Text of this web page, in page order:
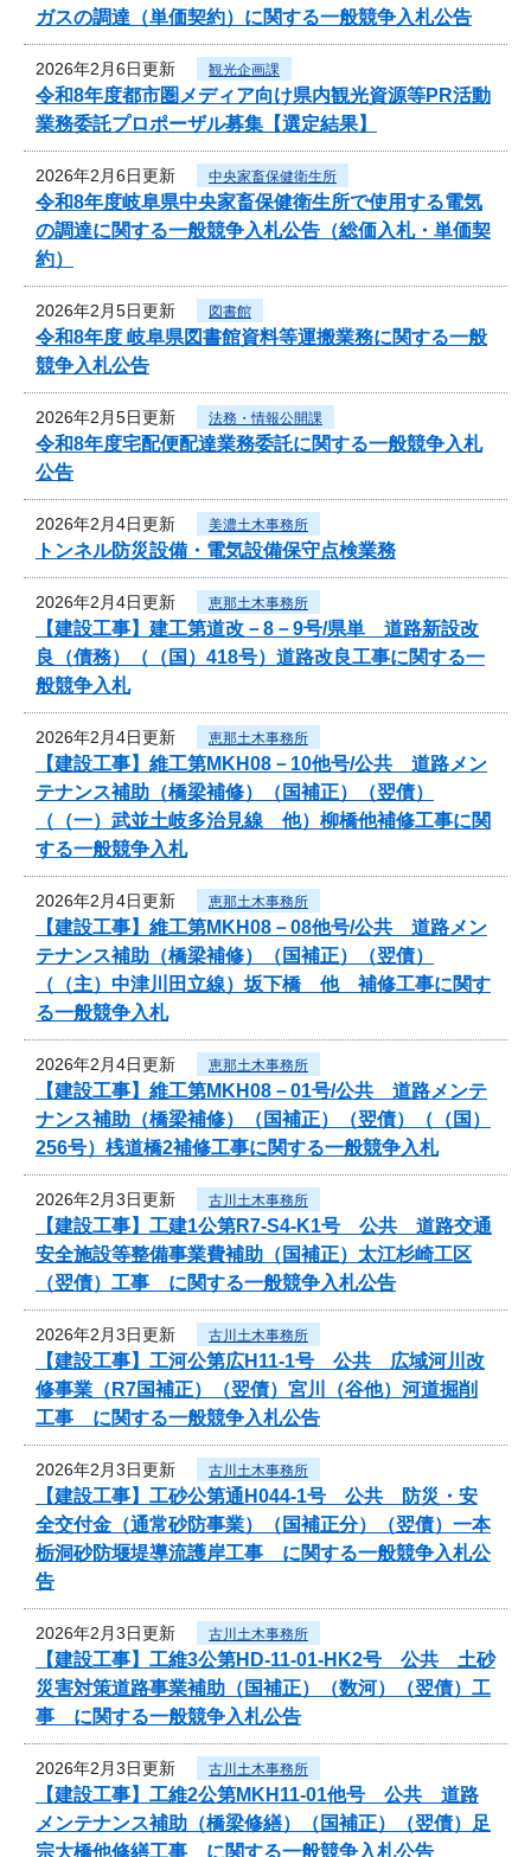
ガスの調達（単価契約）に関する一般競争入札公告
2026年2月6日更新 観光企画課
令和8年度都市圏メディア向け県内観光資源等PR活動
業務委託プロポーザル募集【選定結果】
2026年2月6日更新 中央家畜保健衛生所
令和8年度岐阜県中央家畜保健衛生所で使用する電気
の調達に関する一般競争入札公告（総価入札・単価契
約）
2026年2月5日更新 図書館
令和8年度 岐阜県図書館資料等運搬業務に関する一般
競争入札公告
2026年2月5日更新 法務・情報公開課
令和8年度宅配便配達業務委託に関する一般競争入札
公告
2026年2月4日更新 美濃土木事務所
トンネル防災設備・電気設備保守点検業務
2026年2月4日更新 恵那土木事務所
【建設工事】建工第道改－8－9号/県単 道路新設改
良（債務）（（国）418号）道路改良工事に関する一
般競争入札
2026年2月4日更新 恵那土木事務所
【建設工事】維工第MKH08－10他号/公共 道路メン
テナンス補助（橋梁補修）（国補正）（翌債）
（（一）武並土岐多治見線 他）柳橋他補修工事に関
する一般競争入札
2026年2月4日更新 恵那土木事務所
【建設工事】維工第MKH08－08他号/公共 道路メン
テナンス補助（橋梁補修）（国補正）（翌債）
（（主）中津川田立線）坂下橋 他 補修工事に関す
る一般競争入札
2026年2月4日更新 恵那土木事務所
【建設工事】維工第MKH08－01号/公共 道路メンテ
ナンス補助（橋梁補修）（国補正）（翌債）（（国）
256号）桟道橋2補修工事に関する一般競争入札
2026年2月3日更新 古川土木事務所
【建設工事】工建1公第R7-S4-K1号 公共 道路交通
安全施設等整備事業費補助（国補正）太江杉崎工区
（翌債）工事 に関する一般競争入札公告
2026年2月3日更新 古川土木事務所
【建設工事】工河公第広H11-1号 公共 広域河川改
修事業（R7国補正）（翌債）宮川（谷他）河道掘削
工事 に関する一般競争入札公告
2026年2月3日更新 古川土木事務所
【建設工事】工砂公第通H044-1号 公共 防災・安
全交付金（通常砂防事業）（国補正分）（翌債）一本
栃洞砂防堰堤導流護岸工事 に関する一般競争入札公
告
2026年2月3日更新 古川土木事務所
【建設工事】工維3公第HD-11-01-HK2号 公共 土砂
災害対策道路事業補助（国補正）（数河）（翌債）工
事 に関する一般競争入札公告
2026年2月3日更新 古川土木事務所
【建設工事】工維2公第MKH11-01他号 公共 道路
メンテナンス補助（橋梁修繕）（国補正）（翌債）足
宗大橋他修繕工事 に関する一般競争入札公告